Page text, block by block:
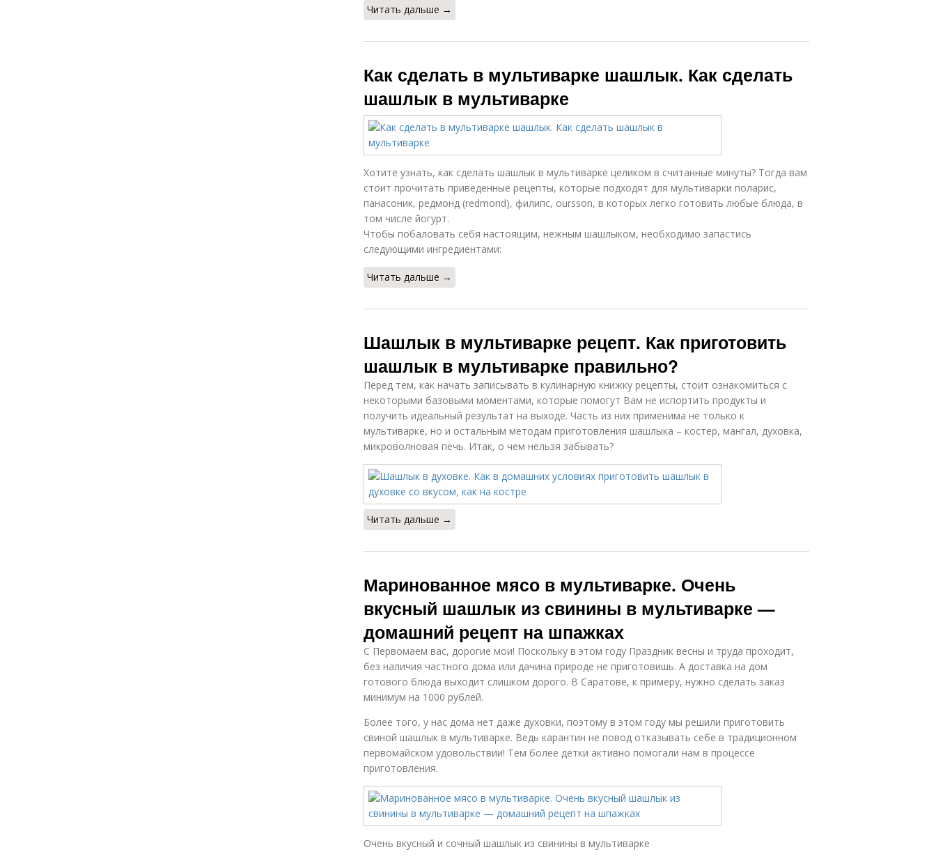
Читать дальше →
Как сделать в мультиварке шашлык. Как сделать
шашлык в мультиварке
Хотите узнать, как сделать шашлык в мультиварке целиком в считанные минуты? Тогда вам
стоит прочитать приведенные рецепты, которые подходят для мультиварки поларис,
панасоник, редмонд (redmond), филипс, oursson, в которых легко готовить любые блюда, в
том числе йогурт.
Чтобы побаловать себя настоящим, нежным шашлыком, необходимо запастись
следующими ингредиентами:
Читать дальше →
Шашлык в мультиварке рецепт. Как приготовить
шашлык в мультиварке правильно?
Перед тем, как начать записывать в кулинарную книжку рецепты, стоит ознакомиться с
некоторыми базовыми моментами, которые помогут Вам не испортить продукты и
получить идеальный результат на выходе. Часть из них применима не только к
мультиварке, но и остальным методам приготовления шашлыка – костер, мангал, духовка,
микроволновая печь. Итак, о чем нельзя забывать?
Читать дальше →
Маринованное мясо в мультиварке. Очень
вкусный шашлык из свинины в мультиварке —
домашний рецепт на шпажках
С Первомаем вас, дорогие мои! Поскольку в этом году Праздник весны и труда проходит,
без наличия частного дома или дачина природе не приготовишь. А доставка на дом
готового блюда выходит слишком дорого. В Саратове, к примеру, нужно сделать заказ
минимум на 1000 рублей.
Более того, у нас дома нет даже духовки, поэтому в этом году мы решили приготовить
свиной шашлык в мультиварке. Ведь карантин не повод отказывать себе в традиционном
первомайском удовольствии! Тем более детки активно помогали нам в процессе
приготовления.
Очень вкусный и сочный шашлык из свинины в мультиварке